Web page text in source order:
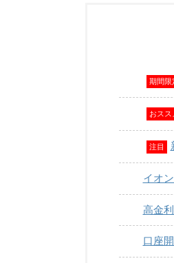
期間限
おスス
注目
イオ
高金
口座